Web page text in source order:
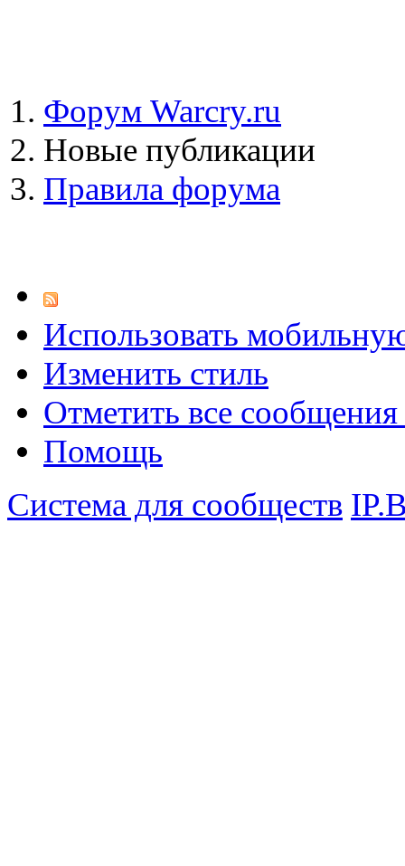
Форум Warcry.ru
Новые публикации
Правила форума
Использовать
Изменить стиль
Отметить все
Помощь
Система для сообществ